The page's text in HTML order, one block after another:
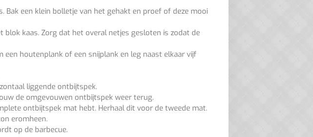
Bak een klein bolletje van het gehakt en proef of deze mooi
kaas. Zorg dat het overal netjes gesloten is zodat de
een houtenplank of een snijplank en leg naast elkaar vijf
liggende ontbijtspek.
de omgevouwen ontbijtspek weer terug.
ontbijtspek mat hebt. Herhaal dit voor de tweede mat.
eromheen.
op de barbecue.